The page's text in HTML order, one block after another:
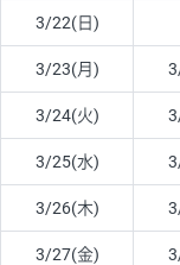
3/22(日)
3/23(月)
3/24(火)
3/25(水)
3/26(木)
3/27(金)